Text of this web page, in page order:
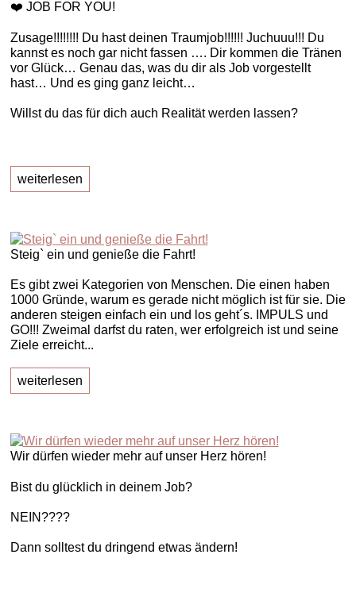
❤️ JOB FOR YOU!
Zusage!!!!!!!! Du hast deinen Traumjob!!!!!! Juchuuu!!! Du
kannst es noch gar nicht fassen …. Dir kommen die Tränen
vor Glück… Genau das, was du dir als Job vorgestellt
hast… Und es ging ganz leicht…
Willst du das für dich auch Realität werden lassen?
weiterlesen
Steig` ein und genieße die Fahrt!
Es gibt zwei Kategorien von Menschen. Die einen haben
1000 Gründe, warum es gerade nicht möglich ist für sie. Die
anderen steigen einfach ein und los geht´s. IMPULS und
GO!!! Zweimal darfst du raten, wer erfolgreich ist und seine
Ziele erreicht...
weiterlesen
Wir dürfen wieder mehr auf unser Herz hören!
Bist du glücklich in deinem Job?
NEIN????
Dann solltest du dringend etwas ändern!